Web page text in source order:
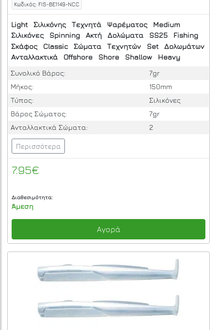
Κωδικός: FIS-BE1149-NCC
Light Σιλικόνης Τεχνητά Ψαρέματος
Medium
Σιλικόνες
Spinning Ακτή Δολώματα SS25
Fishing
Σκάφος
Classic Σώματα Τεχνητών Set
Δολωμάτων
Ανταλλακτικά
Offshore Shore Shallow
Heavy
Συνολικό Βάρος:
7gr
Μήκος:
150mm
Τύπος:
Σιλικόνες
Βάρος Σώματος:
7gr
Ανταλλακτικά Σώματα:
2
Περισσότερα
7.95€
Διαθεσιμότητα:
Άμεση
Αγορά